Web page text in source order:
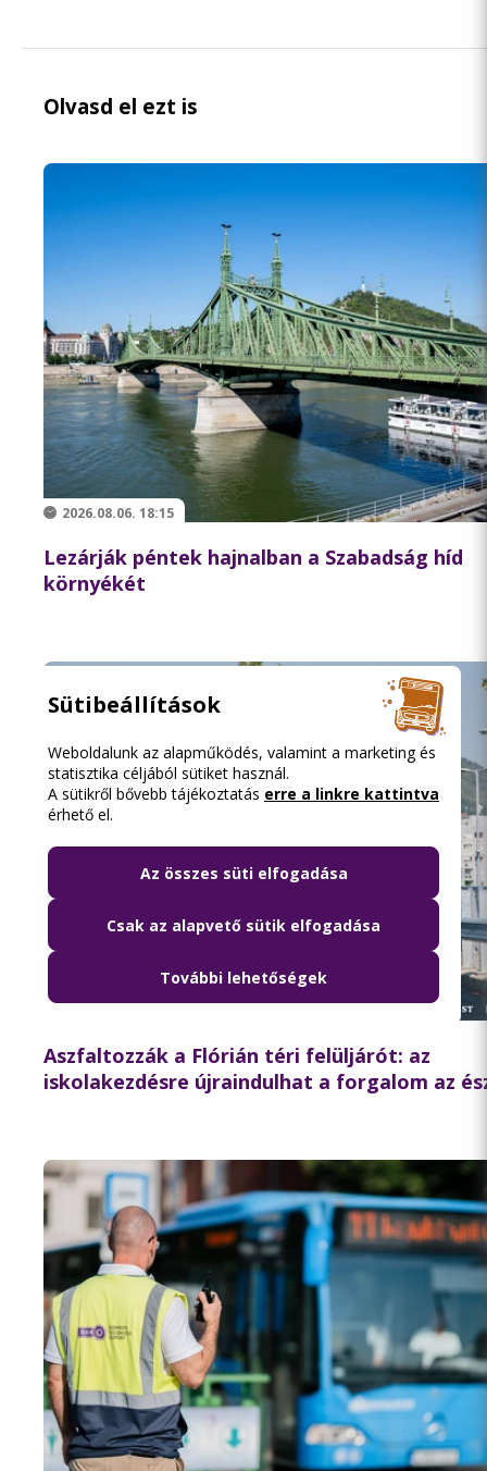
Olvasd el ezt is
2026.08.06. 18:15
Lezárják péntek hajnalban a Szabadság híd
környékét
Aszfaltozzák a Flórián téri felüljárót: az
iskolakezdésre újraindulhat a forgalom az
Sütibeállítások
Weboldalunk az alapműködés, valamint a marketing és
statisztika céljából sütiket használ.
A sütikről bővebb tájékoztatás erre a linkre kattintva
érhető el.
Az összes süti elfogadása
Csak az alapvető sütik elfogadása
További lehetőségek